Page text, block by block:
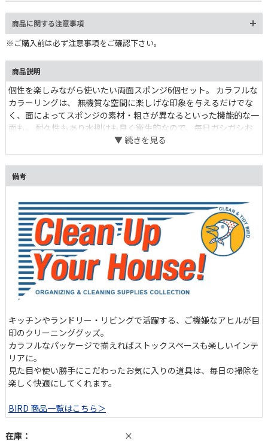
商品に関する注意事項
※ご購入前は必ず注意事項をご確認下さい。
商品説明
個性を楽しみながら使いたい両面スポンジ6個セット。 カラフルな
カラーリングは、 無機質な空間に楽しげな印象を与えるだけでな
く、面によってスポンジの素材・粗さが異なるといった機能的な一
面も。 耐久性もあり水捌けも良く衛生的なので、毎日ガシガシお
使いいただけます。 パッケージを開けるその瞬間からワクワク溢
れるビビットカラーのスポンジは、 あなたの心もクリーンに。
備考
キッチンやランドリー・リビングで活躍する、ご機嫌なアヒルが目
印のクリーニンググッズ。
カラフルなパッケージで揃えればストックスペースも楽しいインテ
リアに。
見た目や使い勝手にこだわったお気に入りの道具は、毎日の掃除を
楽しく快適にしてくれます。
BIRD 商品一覧はこちら＞
在庫：
×